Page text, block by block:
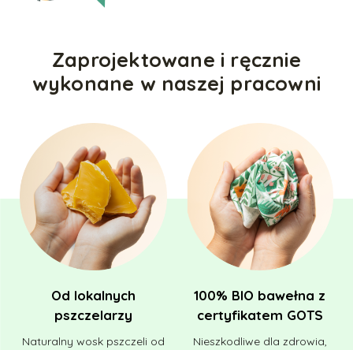
Zaprojektowane i ręcznie
wykonane w naszej pracowni
Od lokalnych
pszczelarzy
Naturalny wosk pszczeli od
100% BIO bawełna z
certyfikatem GOTS
Nieszkodliwe dla zdrowia,